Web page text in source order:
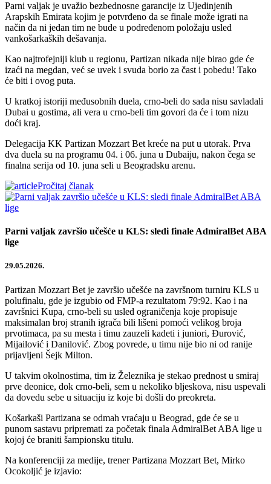
Parni valjak je uvažio bezbednosne garancije iz Ujedinjenih
Arapskih Emirata kojim je potvrđeno da se finale može igrati na
način da ni jedan tim ne bude u podređenom položaju usled
vankošarkaških dešavanja.
Kao najtrofejniji klub u regionu, Partizan nikada nije birao gde će
izaći na megdan, već se uvek i svuda borio za čast i pobedu! Tako
će biti i ovog puta.
U kratkoj istoriji međusobnih duela, crno-beli do sada nisu savladali
Dubai u gostima, ali vera u crno-beli tim govori da će i tom nizu
doći kraj.
Delegacija KK Partizan Mozzart Bet kreće na put u utorak. Prva
dva duela su na programu 04. i 06. juna u Dubaiju, nakon čega se
finalna serija od 10. juna seli u Beogradsku arenu.
Pročitaj članak
Parni valjak završio učešće u KLS: sledi finale AdmiralBet ABA
lige
29.05.2026.
Partizan Mozzart Bet je završio učešće na završnom turniru KLS u
polufinalu, gde je izgubio od FMP-a rezultatom 79:92. Kao i na
završnici Kupa, crno-beli su usled ograničenja koje propisuje
maksimalan broj stranih igrača bili lišeni pomoći velikog broja
prvotimaca, pa su mesta i timu zauzeli kadeti i juniori, Đurović,
Mijailović i Danilović. Zbog povrede, u timu nije bio ni od ranije
prijavljeni Šejk Milton.
U takvim okolnostima, tim iz Železnika je stekao prednost u smiraj
prve deonice, dok crno-beli, sem u nekoliko bljeskova, nisu uspevali
da dovedu sebe u situaciju iz koje bi došli do preokreta.
Košarkaši Partizana se odmah vraćaju u Beograd, gde će se u
punom sastavu pripremati za početak finala AdmiralBet ABA lige u
kojoj će braniti šampionsku titulu.
Na konferenciji za medije, trener Partizana Mozzart Bet, Mirko
Ocokoljić je izjavio: